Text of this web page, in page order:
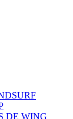
DE WING